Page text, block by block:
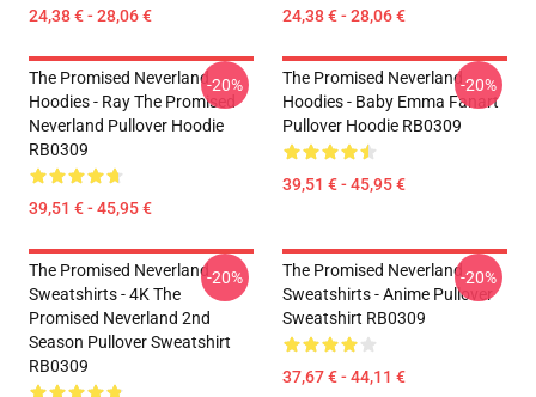
24,38 € - 28,06 € 24,38 € - 28,06 €
The Promised Neverland
Hoodies - Ray The Promised
Neverland Pullover Hoodie
RB0309
39,51 € - 45,95 €
-20%
The Promised Neverland
Hoodies - Baby Emma Fanart
Pullover Hoodie RB0309
39,51 € - 45,95 €
-20%
The Promised Neverland
Sweatshirts - 4K The
Promised Neverland 2nd
Season Pullover Sweatshirt
RB0309
-20%
The Promised Neverland
Sweatshirts - Anime Pullover
Sweatshirt RB0309
37,67 € - 44,11 €
-20%